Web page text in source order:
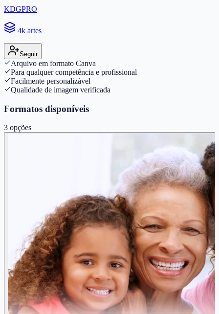
KDGPRO
4k artes
Seguir
Arquivo em formato Canva
Para qualquer competência e profissional
Facilmente personalizável
Qualidade de imagem verificada
Formatos disponíveis
3 opções